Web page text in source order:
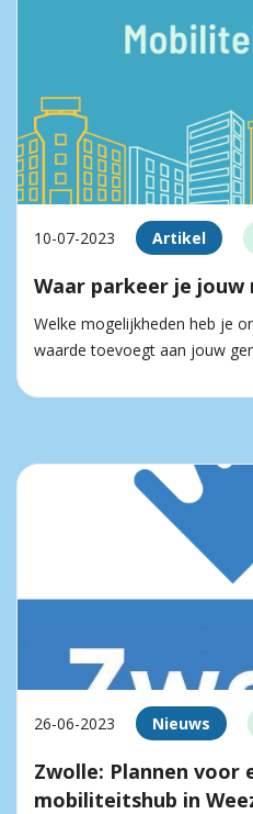
10-07-2023 Artikel
Waar parkeer je
Welke mogelijkheden heb je
waarde toevoegt aan jouw
26-06-2023 Nieuws
Zwolle: Plannen voor
mobiliteitshub in